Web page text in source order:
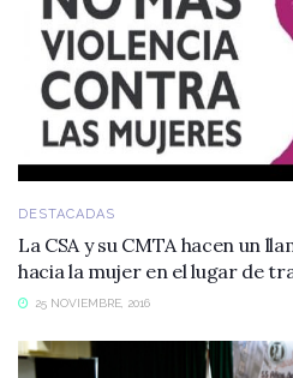
DESTACADAS
La CSA y su CMTA hacen un
hacia la mujer en el lugar de
25 NOVIEMBRE, 2016